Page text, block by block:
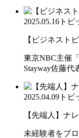
2025.05.16 トピ
【ビジネスト
東京NBC主催
Stayway佐藤代
2025.04.09 トピ
【先端人】
未経験者をプ